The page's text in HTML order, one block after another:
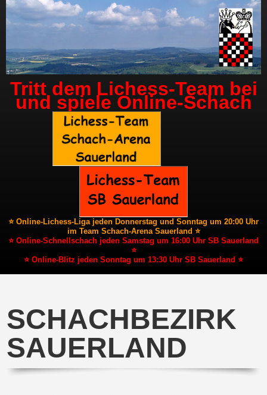
Tritt dem Lichess-Team bei
und spiele Online-Schach
⭐ Online-Lichess-Liga jeden Donnerstag und Sonntag um 20:00 Uhr
im Team Schach-Arena Sauerland ⭐
⭐ Online-Schnellschach jeden Samstag um 16:00 Uhr SB Sauerland
⭐
⭐ Online-Blitz jeden Sonntag um 13:30 Uhr SB Sauerland ⭐
SCHACHBEZIRK
SAUERLAND